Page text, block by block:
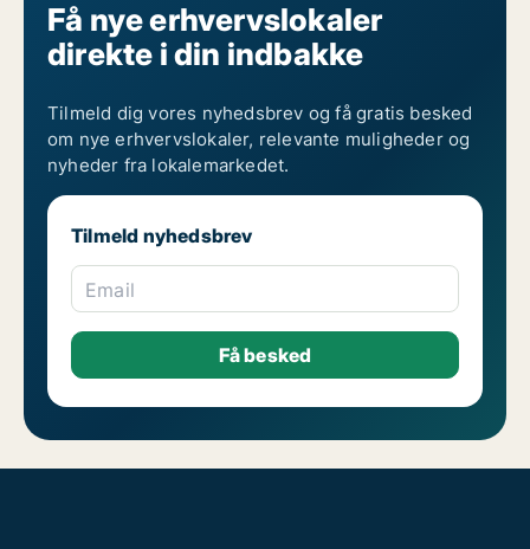
Få nye erhvervslokaler
direkte i din indbakke
Tilmeld dig vores nyhedsbrev og få gratis besked
om nye erhvervslokaler, relevante muligheder og
nyheder fra lokalemarkedet.
Tilmeld nyhedsbrev
Email